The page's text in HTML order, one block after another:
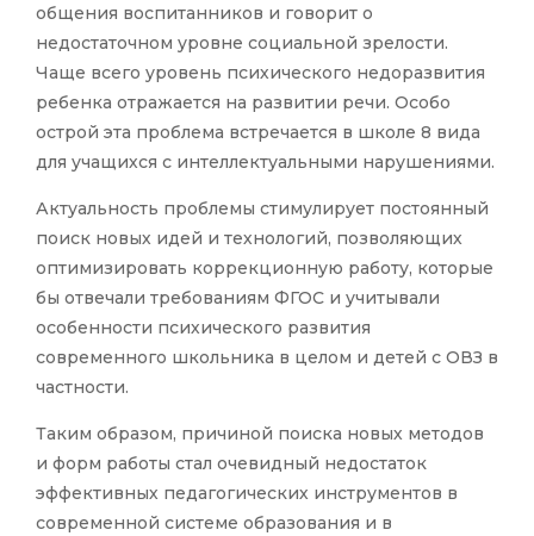
общения воспитанников и говорит о
недостаточном уровне социальной зрелости.
Чаще всего уровень психического недоразвития
ребенка отражается на развитии речи. Особо
острой эта проблема встречается в школе 8 вида
для учащихся с интеллектуальными нарушениями.
Актуальность проблемы стимулирует постоянный
поиск новых идей и технологий, позволяющих
оптимизировать коррекционную работу, которые
бы отвечали требованиям ФГОС и учитывали
особенности психического развития
современного школьника в целом и детей с ОВЗ в
частности.
Таким образом, причиной поиска новых методов
и форм работы стал очевидный недостаток
эффективных педагогических инструментов в
современной системе образования и в